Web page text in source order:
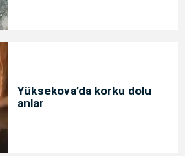
Yüksekova’da korku dolu
anlar